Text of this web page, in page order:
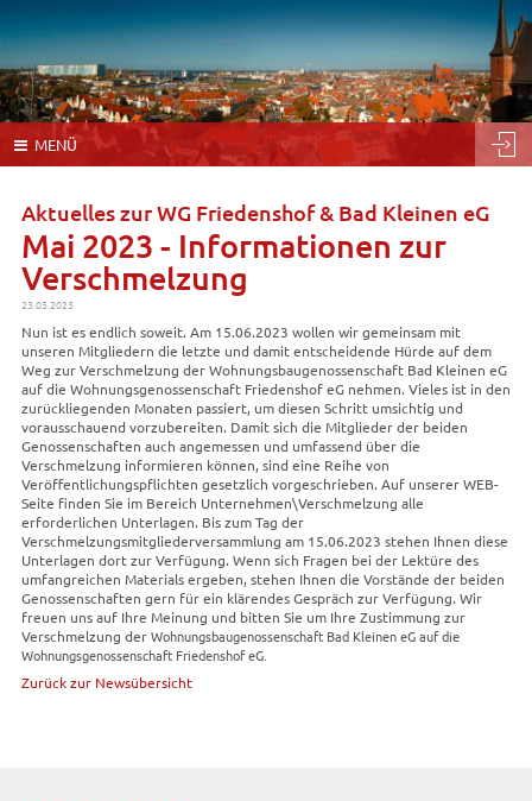
überspringen
MENÜ
Aktuelles zur WG Friedenshof & Bad Kleinen eG
Mai 2023 - Informationen zur
Verschmelzung
23.05.2023
Nun ist es endlich soweit. Am 15.06.2023 wollen wir gemeinsam mit
unseren Mitgliedern die letzte und damit entscheidende Hürde auf dem
Weg zur Verschmelzung der Wohnungsbaugenossenschaft Bad Kleinen eG
auf die Wohnungsgenossenschaft Friedenshof eG nehmen. Vieles ist in den
zurückliegenden Monaten passiert, um diesen Schritt umsichtig und
vorausschauend vorzubereiten. Damit sich die Mitglieder der beiden
Genossenschaften auch angemessen und umfassend über die
Verschmelzung informieren können, sind eine Reihe von
Veröffentlichungspflichten gesetzlich vorgeschrieben. Auf unserer WEB-
Seite finden Sie im Bereich Unternehmen\Verschmelzung alle
erforderlichen Unterlagen. Bis zum Tag der
Verschmelzungsmitgliederversammlung am 15.06.2023 stehen Ihnen diese
Unterlagen dort zur Verfügung. Wenn sich Fragen bei der Lektüre des
umfangreichen Materials ergeben, stehen Ihnen die Vorstände der beiden
Genossenschaften gern für ein klärendes Gespräch zur Verfügung. Wir
freuen uns auf Ihre Meinung und bitten Sie um Ihre Zustimmung zur
Verschmelzung derWohnungsbaugenossenschaft Bad Kleinen eG auf die
Wohnungsgenossenschaft Friedenshof eG.
Zurück zur Newsübersicht